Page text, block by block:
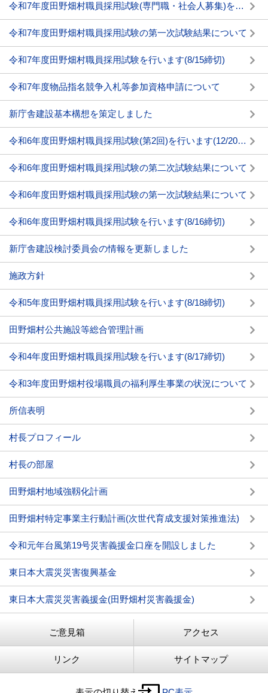
令和7年度田野畑村職員採用試験(専門職・社会人募集)を行います(11/4締切)
令和7年度田野畑村職員採用試験の第一次試験結果について
令和7年度田野畑村職員採用試験を行います(8/15締切)
令和7年度物品指名競争入札等参加資格申請について
新庁舎建設基本構想を策定しました
令和6年度田野畑村職員採用試験(第2回)を行います(12/20締切)
令和6年度田野畑村職員採用試験の第二次試験結果について
令和6年度田野畑村職員採用試験の第一次試験結果について
令和6年度田野畑村職員採用試験を行います(8/16締切)
新庁舎建設検討委員会の情報を更新しました
施政方針
令和5年度田野畑村職員採用試験を行います(8/18締切)
田野畑村公共施設等総合管理計画
令和4年度田野畑村職員採用試験を行います(8/17締切)
令和3年度田野畑村役場職員の福利厚生事業の状況について
所信表明
村長プロフィール
村長の部屋
田野畑村地域強靱化計画
田野畑村特定事業主行動計画(次世代育成支援対策推進法)
令和元年台風第19号災害義援金口座を開設しました
東日本大震災災害復興基金
東日本大震災災害義援金(田野畑村災害義援金)
ご意見箱 アクセス
リンク サイトマップ